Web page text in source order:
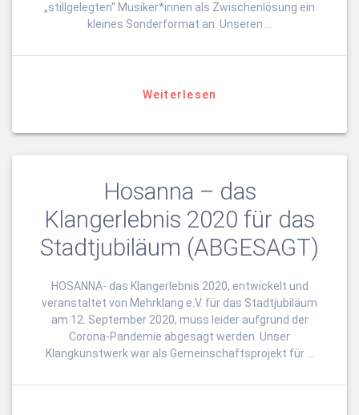
„stillgelegten“ Musiker*innen als Zwischenlösung ein
kleines Sonderformat an. Unseren …
Weiterlesen
Hosanna – das
Klangerlebnis 2020 für das
Stadtjubiläum (ABGESAGT)
HOSANNA- das Klangerlebnis 2020, entwickelt und
veranstaltet von Mehrklang e.V. für das Stadtjubiläum
am 12. September 2020, muss leider aufgrund der
Corona-Pandemie abgesagt werden. Unser
Klangkunstwerk war als Gemeinschaftsprojekt für …